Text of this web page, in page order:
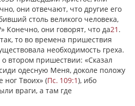
они отвечают, что другие его
столь великого человека,
Конечно, они говорят, что да21 .
то во времена пришествия
необходимость греха.
втором пришествии: «Сказал
одесную Меня, доколе положу
ног Твоих» (Пс. 109:1), ибо
враги, а там где